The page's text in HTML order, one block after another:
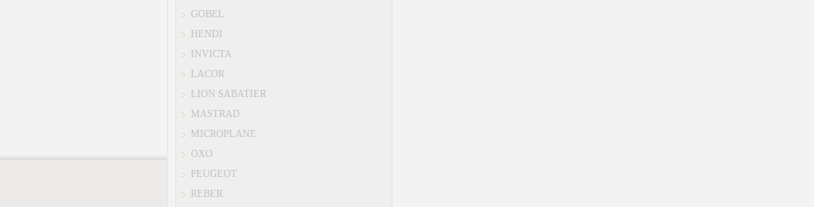
GOBEL
HENDI
INVICTA
LACOR
LION SABATIER
MASTRAD
MICROPLANE
OXO
PEUGEOT
REBER